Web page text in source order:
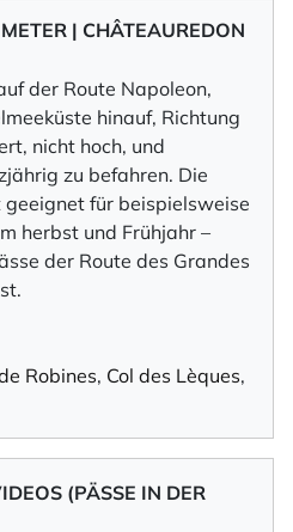
| CHÂTEAUREDON
der Route Napoleon,
hinauf, Richtung
nicht hoch, und
zu befahren. Die
für beispielsweise
herbst und Frühjahr –
der Route des Grandes
Robines, Col des Lèques,
(PÄSSE IN DER